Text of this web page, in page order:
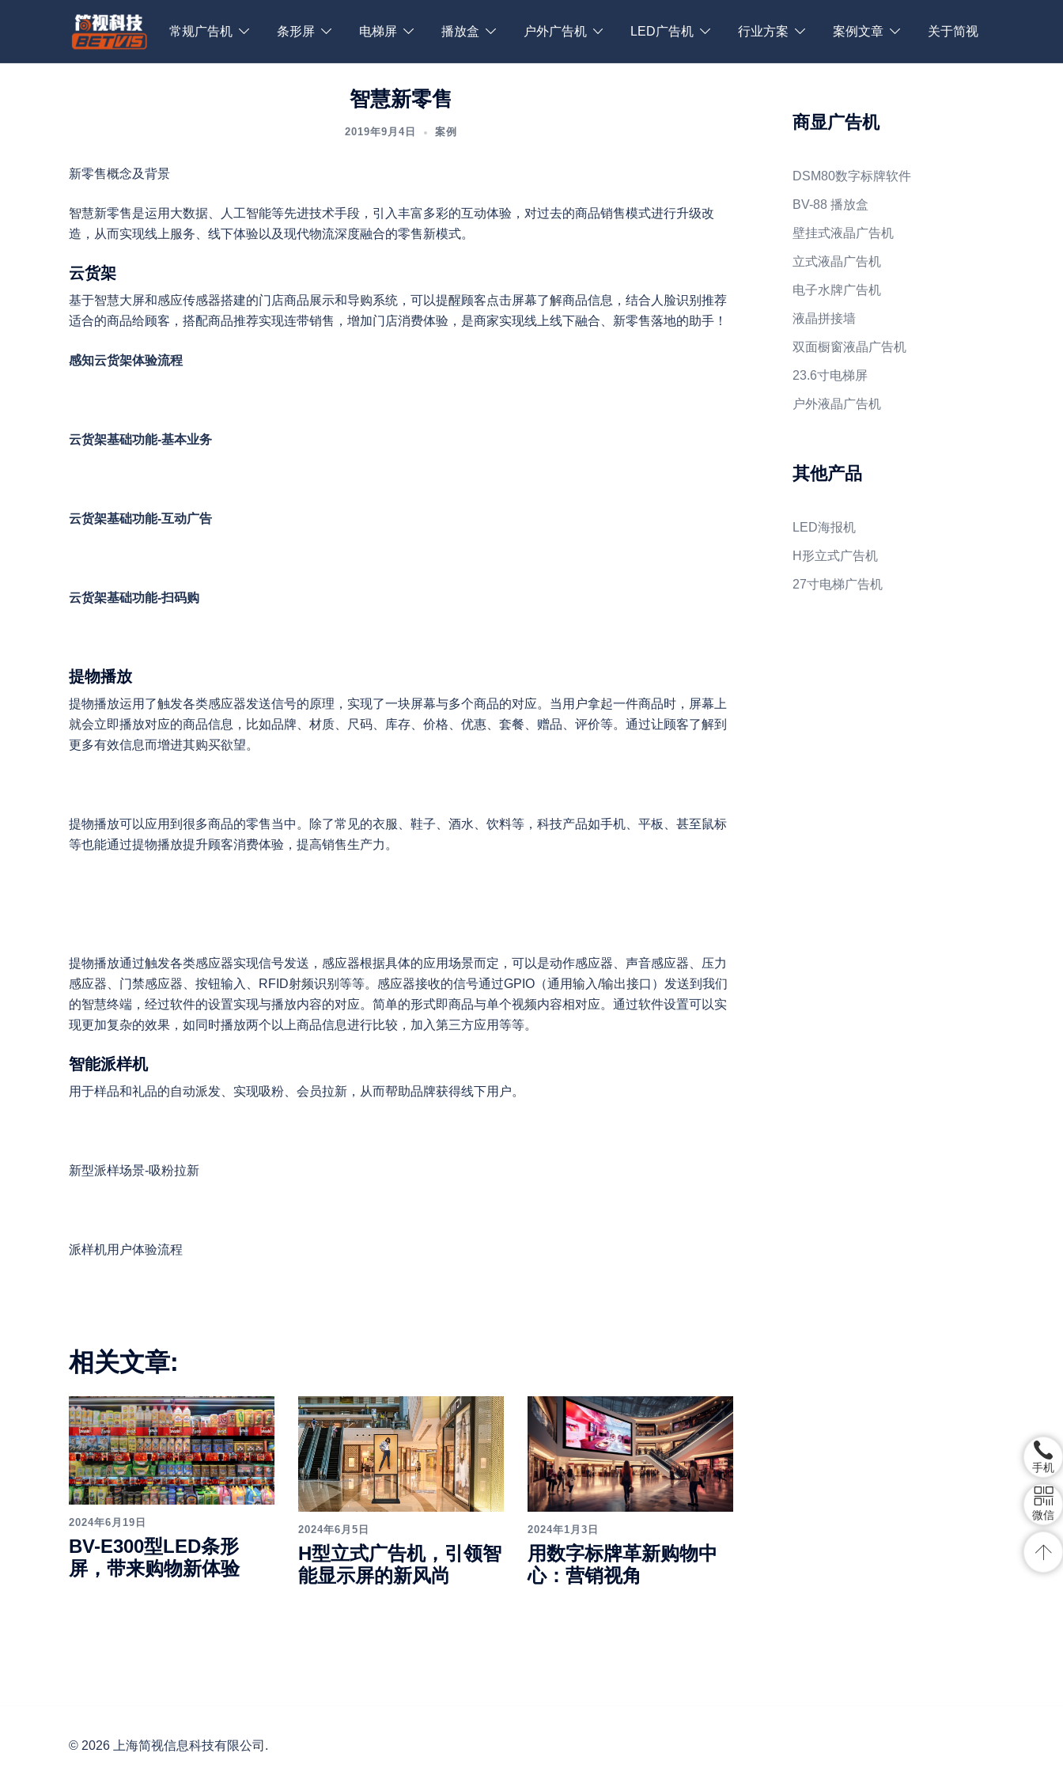
常规广告机 条形屏 电梯屏 播放盒 户外广告机 LED广告机 行业方案 案例文章 关于简视
智慧新零售
2019年9月4日 案例
新零售概念及背景
智慧新零售是运用大数据、人工智能等先进技术手段，引入丰富多彩的互动体验，对过去的商品销售模式进行升级改
造，从而实现线上服务、线下体验以及现代物流深度融合的零售新模式。
云货架
基于智慧大屏和感应传感器搭建的门店商品展示和导购系统，可以提醒顾客点击屏幕了解商品信息，结合人脸识别推荐
适合的商品给顾客，搭配商品推荐实现连带销售，增加门店消费体验，是商家实现线上线下融合、新零售落地的助手！
感知云货架体验流程
云货架基础功能-基本业务
云货架基础功能-互动广告
云货架基础功能-扫码购
提物播放
提物播放运用了触发各类感应器发送信号的原理，实现了一块屏幕与多个商品的对应。当用户拿起一件商品时，屏幕上
就会立即播放对应的商品信息，比如品牌、材质、尺码、库存、价格、优惠、套餐、赠品、评价等。通过让顾客了解到
更多有效信息而增进其购买欲望。
提物播放可以应用到很多商品的零售当中。除了常见的衣服、鞋子、酒水、饮料等，科技产品如手机、平板、甚至鼠标
等也能通过提物播放提升顾客消费体验，提高销售生产力。
提物播放通过触发各类感应器实现信号发送，感应器根据具体的应用场景而定，可以是动作感应器、声音感应器、压力
感应器、门禁感应器、按钮输入、RFID射频识别等等。感应器接收的信号通过GPIO（通用输入/输出接口）发送到我们
的智慧终端，经过软件的设置实现与播放内容的对应。简单的形式即商品与单个视频内容相对应。通过软件设置可以实
现更加复杂的效果，如同时播放两个以上商品信息进行比较，加入第三方应用等等。
智能派样机
用于样品和礼品的自动派发、实现吸粉、会员拉新，从而帮助品牌获得线下用户。
新型派样场景-吸粉拉新
派样机用户体验流程
相关文章:
2024年6月19日
BV-E300型LED条形
屏，带来购物新体验
2024年6月5日
H型立式广告机，引领智
能显示屏的新风尚
2024年1月3日
用数字标牌革新购物中
心：营销视角
商显广告机
DSM80数字标牌软件
BV-88 播放盒
壁挂式液晶广告机
立式液晶广告机
电子水牌广告机
液晶拼接墙
双面橱窗液晶广告机
23.6寸电梯屏
户外液晶广告机
其他产品
LED海报机
H形立式广告机
27寸电梯广告机
手机
微信
© 2026 上海简视信息科技有限公司.